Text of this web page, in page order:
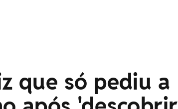
que só pediu a